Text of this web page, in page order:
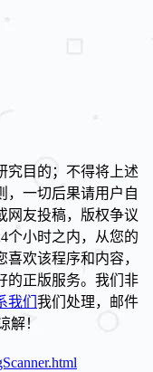
究目的；不得将上述
，一切后果请用户自
网友投稿，版权争议
个小时之内，从您的
欢该程序和内容，
的正版服务。我们非
我们 我们处理，邮件
解！